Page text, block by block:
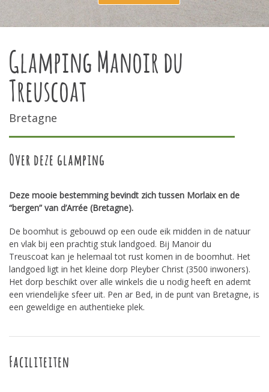
Glamping Manoir du
Treuscoat
Bretagne
Over deze glamping
Deze mooie bestemming bevindt zich tussen Morlaix en de
“bergen” van d’Arrée (Bretagne).
De boomhut is gebouwd op een oude eik midden in de natuur
en vlak bij een prachtig stuk landgoed. Bij Manoir du
Treuscoat kan je helemaal tot rust komen in de boomhut. Het
landgoed ligt in het kleine dorp Pleyber Christ (3500 inwoners).
Het dorp beschikt over alle winkels die u nodig heeft en ademt
een vriendelijke sfeer uit. Pen ar Bed, in de punt van Bretagne, is
een geweldige en authentieke plek.
Faciliteiten